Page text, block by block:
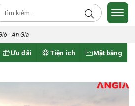
- An Gia
Ưu đãi Tiện ích Mặt bằng